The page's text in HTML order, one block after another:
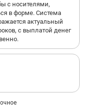
с носителями,
в форме. Система
актуальный
с выплатой денег